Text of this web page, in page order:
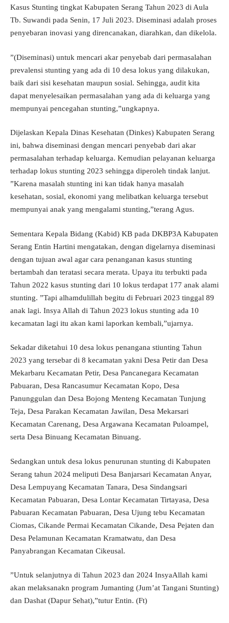
Kasus Stunting tingkat Kabupaten Serang Tahun 2023 di Aula
Tb. Suwandi pada Senin, 17 Juli 2023. Diseminasi adalah proses
penyebaran inovasi yang direncanakan, diarahkan, dan dikelola.
”(Diseminasi) untuk mencari akar penyebab dari permasalahan
prevalensi stunting yang ada di 10 desa lokus yang dilakukan,
baik dari sisi kesehatan maupun sosial. Sehingga, audit kita
dapat menyelesaikan permasalahan yang ada di keluarga yang
mempunyai pencegahan stunting,”ungkapnya.
Dijelaskan Kepala Dinas Kesehatan (Dinkes) Kabupaten Serang
ini, bahwa diseminasi dengan mencari penyebab dari akar
permasalahan terhadap keluarga. Kemudian pelayanan keluarga
terhadap lokus stunting 2023 sehingga diperoleh tindak lanjut.
”Karena masalah stunting ini kan tidak hanya masalah
kesehatan, sosial, ekonomi yang melibatkan keluarga tersebut
mempunyai anak yang mengalami stunting,”terang Agus.
Sementara Kepala Bidang (Kabid) KB pada DKBP3A Kabupaten
Serang Entin Hartini mengatakan, dengan digelarnya diseminasi
dengan tujuan awal agar cara penanganan kasus stunting
bertambah dan teratasi secara merata. Upaya itu terbukti pada
Tahun 2022 kasus stunting dari 10 lokus terdapat 177 anak alami
stunting. ”Tapi alhamdulillah begitu di Februari 2023 tinggal 89
anak lagi. Insya Allah di Tahun 2023 lokus stunting ada 10
kecamatan lagi itu akan kami laporkan kembali,”ujarnya.
Sekadar diketahui 10 desa lokus penangana stiunting Tahun
2023 yang tersebar di 8 kecamatan yakni Desa Petir dan Desa
Mekarbaru Kecamatan Petir, Desa Pancanegara Kecamatan
Pabuaran, Desa Rancasumur Kecamatan Kopo, Desa
Panunggulan dan Desa Bojong Menteng Kecamatan Tunjung
Teja, Desa Parakan Kecamatan Jawilan, Desa Mekarsari
Kecamatan Carenang, Desa Argawana Kecamatan Puloampel,
serta Desa Binuang Kecamatan Binuang.
Sedangkan untuk desa lokus penurunan stunting di Kabupaten
Serang tahun 2024 meliputi Desa Banjarsari Kecamatan Anyar,
Desa Lempuyang Kecamatan Tanara, Desa Sindangsari
Kecamatan Pabuaran, Desa Lontar Kecamatan Tirtayasa, Desa
Pabuaran Kecamatan Pabuaran, Desa Ujung tebu Kecamatan
Ciomas, Cikande Permai Kecamatan Cikande, Desa Pejaten dan
Desa Pelamunan Kecamatan Kramatwatu, dan Desa
Panyabrangan Kecamatan Cikeusal.
”Untuk selanjutnya di Tahun 2023 dan 2024 InsyaAllah kami
akan melaksanakn program Jumanting (Jum’at Tangani Stunting)
dan Dashat (Dapur Sehat),”tutur Entin. (Ft)